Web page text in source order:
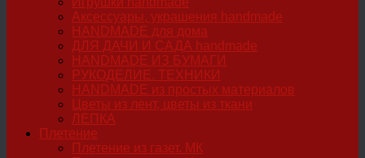
Аксессуары, украшения handmade
HANDMADE для дома
ДЛЯ ДАЧИ И САДА handmade
HANDMADE ИЗ БУМАГИ
РУКОДЕЛИЕ. ТЕХНИКИ
HANDMADE из простых материалов
Цветы из лент, цветы из ткани
ЛЕПКА
Плетение
Плетение из газет. МК